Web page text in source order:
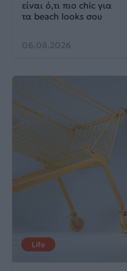
είναι ό,τι πιο chic για
τα beach looks σου
06.08.2026
Life